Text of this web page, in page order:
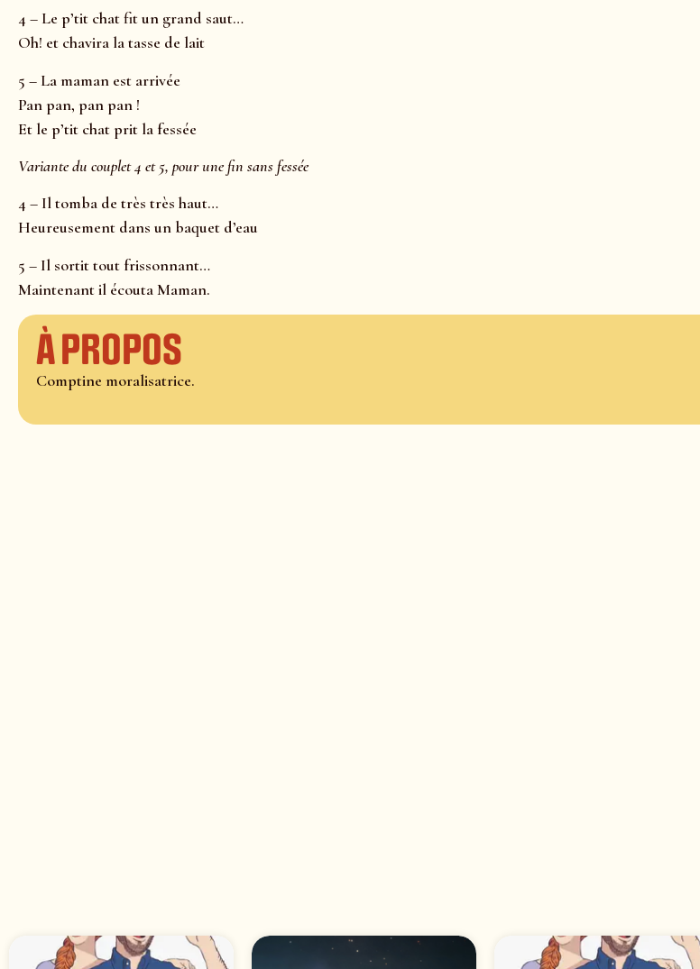
4 – Le p’tit chat fit un grand saut…
Oh! et chavira la tasse de lait
5 – La maman est arrivée
Pan pan, pan pan !
Et le p’tit chat prit la fessée
Variante du couplet 4 et 5, pour une fin sans fessée
4 – Il tomba de très très haut…
Heureusement dans un baquet d’eau
5 – Il sortit tout frissonnant…
Maintenant il écouta Maman.
À propos
Comptine moralisatrice.